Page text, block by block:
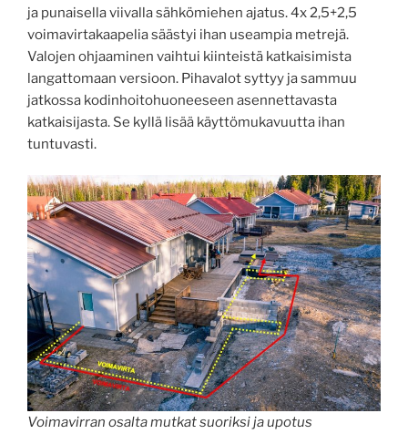
ja punaisella viivalla sähkömiehen ajatus. 4x 2,5+2,5
voimavirtakaapelia säästyi ihan useampia metrejä.
Valojen ohjaaminen vaihtui kiinteistä katkaisimista
langattomaan versioon. Pihavalot syttyy ja sammuu
jatkossa kodinhoitohuoneeseen asennettavasta
katkaisijasta. Se kyllä lisää käyttömukavuutta ihan
tuntuvasti.
Voimavirran osalta mutkat suoriksi ja upotus